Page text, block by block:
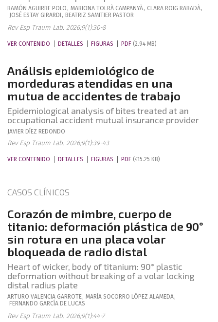
RAMÓN AGUIRRE POLO , MARIONA TOLRÀ CAMPANYÀ, CLARA ROIG RABADÀ,
JOSÉ ESTAY GIRARDI , BEATRIZ SAMITIER PASTOR
Rev Esp Traum Lab. 2026;9(1):30-8
VER CONTENIDO DETALLES FIGURAS PDF (2.94 MB)
Análisis epidemiológico de
mordeduras atendidas en una
mutua de accidentes de trabajo
Epidemiological analysis of bites treated at an
occupational accident mutual insurance provider
JAVIER DÍEZ REDONDO
Rev Esp Traum Lab. 2026;9(1):39-43
VER CONTENIDO DETALLES FIGURAS PDF (415.25 KB)
CASOS CLÍNICOS
Corazón de mimbre, cuerpo de
titanio: deformación plástica de 90°
sin rotura en una placa volar
bloqueada de radio distal
Heart of wicker, body of titanium: 90° plastic
deformation without breaking of a volar locking
distal radius plate
ARTURO VALENCIA GARROTE, MARÍA SOCORRO LÓPEZ ALAMEDA,
FERNANDO GARCÍA DE LUCAS
Rev Esp Traum Lab. 2026;9(1):44-7